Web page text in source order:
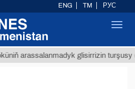
glisirrizin turşusy (t.)
ENG TM РУС